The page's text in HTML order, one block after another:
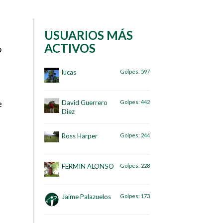
USUARIOS MÁS
ACTIVOS
lucas Golpes: 597
David Guerrero
Diez
Golpes: 442
Ross Harper Golpes: 244
FERMIN ALONSO Golpes: 228
Jaime Palazuelos Golpes: 173